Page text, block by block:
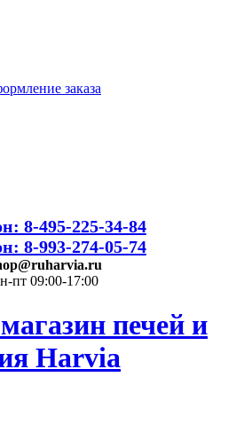
заказа
8-495-225-34-84
8-993-274-05-74
пт 09:00-17:00